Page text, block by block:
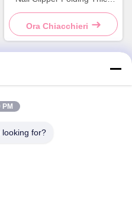
Toenail Cutter per le dita
Ora Chiacchieri
Plaza, distretto di
PM
looking for?